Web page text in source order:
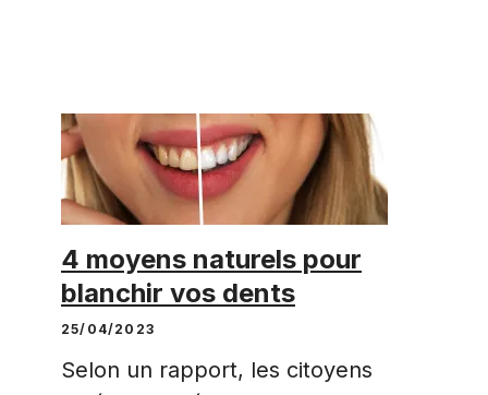
4 moyens naturels pour
blanchir vos dents
25/04/2023
Selon un rapport, les citoyens